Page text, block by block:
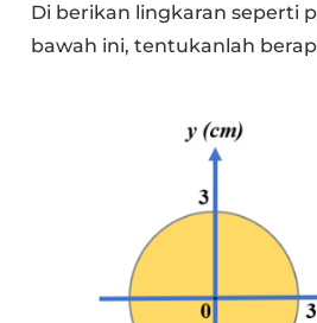
Di berikan lingkaran seperti
bawah ini, tentukanlah